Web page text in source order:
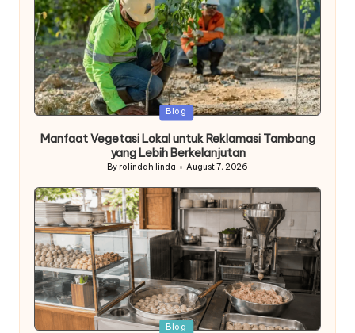
Posted
Blog
Manfaat Vegetasi Lokal untuk Reklamasi Tambang
yang Lebih Berkelanjutan
Posted
By rolindah linda August 7, 2026
Posted
Blog